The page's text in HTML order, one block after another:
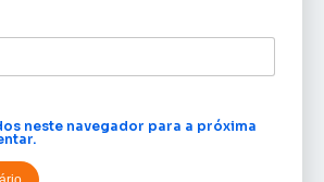
neste navegador para a próxima